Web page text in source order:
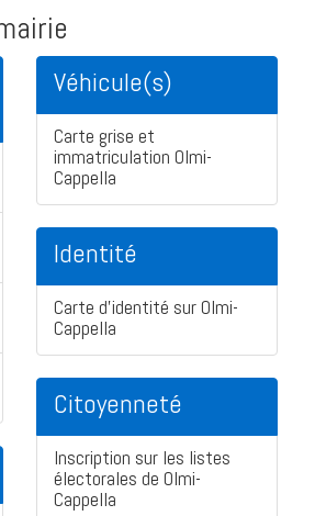
Véhicule(s)
Carte grise et
immatriculation Olmi-
Cappella
Identité
Carte d'identité sur Olmi-
Cappella
Citoyenneté
Inscription sur les listes
électorales de Olmi-
Cappella